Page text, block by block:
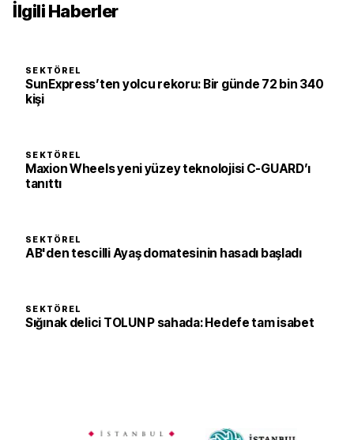
İlgili Haberler
SEKTÖREL
SunExpress’ten yolcu rekoru: Bir günde 72 bin 340
kişi
SEKTÖREL
Maxion Wheels yeni yüzey teknolojisi C-GUARD’ı
tanıttı
SEKTÖREL
AB'den tescilli Ayaş domatesinin hasadı başladı
SEKTÖREL
Sığınak delici TOLUN P sahada: Hedefe tam isabet